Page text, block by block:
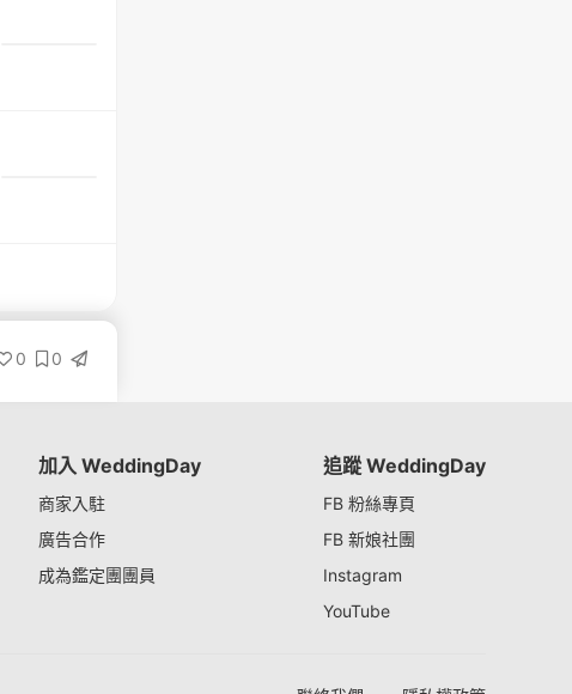
0 0
加入 WeddingDay
商家入駐
廣告合作
成為鑑定團團員
追蹤 WeddingDay
FB 粉絲專頁
FB 新娘社團
Instagram
YouTube